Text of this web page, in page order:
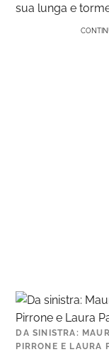
sua lunga e
DA SINISTRA:
PIRRONE E LAURA